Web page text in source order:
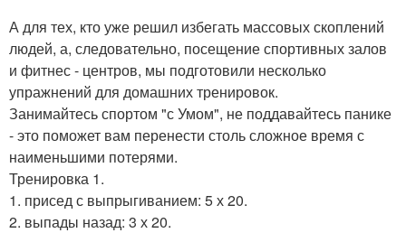
А для тех, кто уже решил избегать массовых скоплений
людей, а, следовательно, посещение спортивных залов
и фитнес - центров, мы подготовили несколько
упражнений для домашних тренировок.
Занимайтесь спортом "с Умом", не поддавайтесь панике
- это поможет вам перенести столь сложное время с
наименьшими потерями.
Тренировка 1.
1. присед с выпрыгиванием: 5 х 20.
2. выпады назад: 3 х 20.